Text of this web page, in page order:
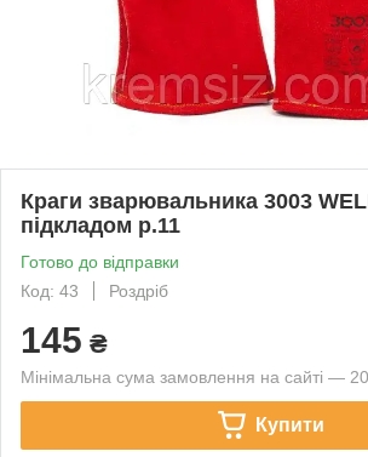
Краги зварювальника 3003
підкладом р.11
Готово до відправки
Код: 43
Роздріб
145 ₴
Мінімальна сума замовлення на сайті —
Купити